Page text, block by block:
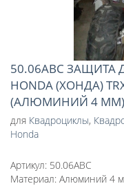
50.06ABC
HONDA (ХОНДА)
(АЛЮМИНИЙ 4 ММ)
для Квадроциклы,
Honda
Артикул: 50.06ABC
Материал: Алюминий 4